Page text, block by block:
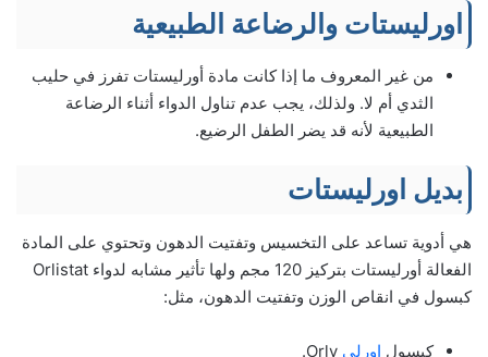
اورليستات والرضاعة الطبيعية
من غير المعروف ما إذا كانت مادة أورليستات تفرز في حليب
الثدي أم لا. ولذلك، يجب عدم تناول الدواء أثناء الرضاعة
الطبيعية لأنه قد يضر الطفل الرضيع.
بديل اورليستات
هي أدوية تساعد على التخسيس وتفتيت الدهون وتحتوي على المادة
الفعالة أورليستات بتركيز 120 مجم ولها تأثير مشابه لدواء Orlistat
كبسول في انقاص الوزن وتفتيت الدهون، مثل:
كبسول اورلى Orly.